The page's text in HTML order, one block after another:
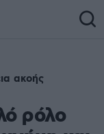
ακοής
ρόλο